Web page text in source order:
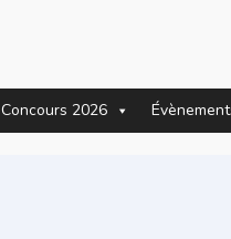
Concours 2026